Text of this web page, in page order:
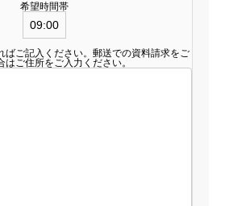
希望時間帯
ばご記入ください。郵送での資料請求をご
はご住所をご入力ください。